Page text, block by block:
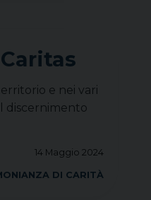
e nei vari
discernimento
14 Maggio 2024
DI CARITÀ